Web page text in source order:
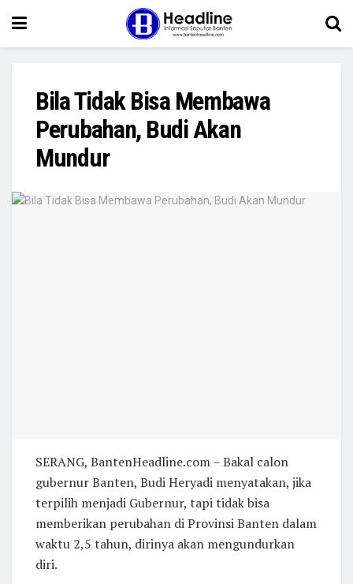
Bila Tidak Bisa Membawa
Perubahan, Budi Akan
Mundur
SERANG, BantenHeadline.com – Bakal calon
gubernur Banten, Budi Heryadi menyatakan, jika
terpilih menjadi Gubernur, tapi tidak bisa
memberikan perubahan di Provinsi Banten dalam
waktu 2,5 tahun, dirinya akan mengundurkan
diri.